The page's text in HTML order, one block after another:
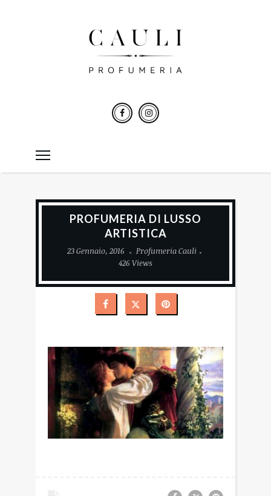
PROFUMERIA DI LUSSO
ARTISTICA
23 Gennaio, 2016
Profumeria Cauli
426 Views